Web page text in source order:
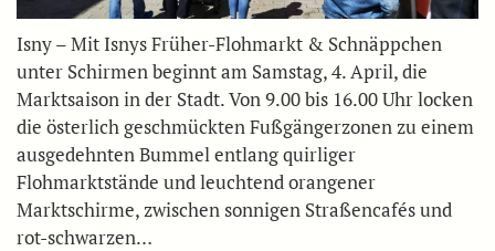
Isny – Mit Isnys Früher-Flohmarkt & Schnäppchen
unter Schirmen beginnt am Samstag, 4. April, die
Marktsaison in der Stadt. Von 9.00 bis 16.00 Uhr locken
die österlich geschmückten Fußgängerzonen zu einem
ausgedehnten Bummel entlang quirliger
Flohmarktstände und leuchtend orangener
Marktschirme, zwischen sonnigen Straßencafés und
rot-schwarzen…